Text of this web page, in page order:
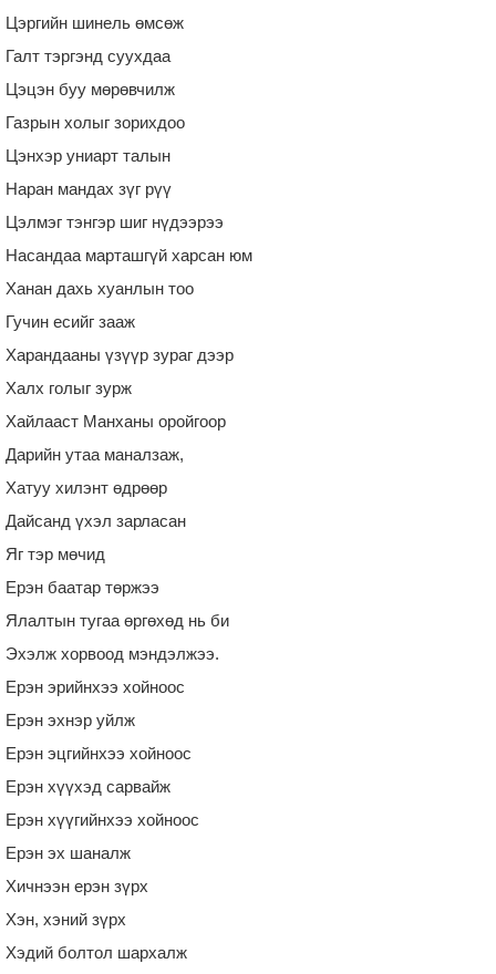
Цэргийн шинель өмсөж
Галт тэргэнд суухдаа
Цэцэн буу мөрөвчилж
Газрын холыг зорихдоо
Цэнхэр униарт талын
Наран мандах зүг рүү
Цэлмэг тэнгэр шиг нүдээрээ
Насандаа марташгүй харсан юм
Ханан дахь хуанлын тоо
Гучин есийг зааж
Харандааны үзүүр зураг дээр
Халх голыг зурж
Хайлааст Манханы оройгоор
Дарийн утаа маналзаж,
Хатуу хилэнт өдрөөр
Дайсанд үхэл зарласан
Яг тэр мөчид
Ерэн баатар төржээ
Ялалтын тугаа өргөхөд нь би
Эхэлж хорвоод мэндэлжээ.
Ерэн эрийнхээ хойноос
Ерэн эхнэр уйлж
Ерэн эцгийнхээ хойноос
Ерэн хүүхэд сарвайж
Ерэн хүүгийнхээ хойноос
Ерэн эх шаналж
Хичнээн ерэн зүрх
Хэн, хэний зүрх
Хэдий болтол шархалж